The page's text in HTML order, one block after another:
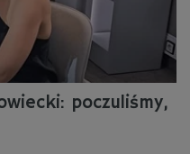
poczuliśmy,